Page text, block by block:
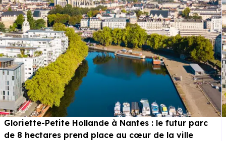
Gloriette-Petite Hollande à Nantes : le futur parc
de 8 hectares prend place au cœur de la ville